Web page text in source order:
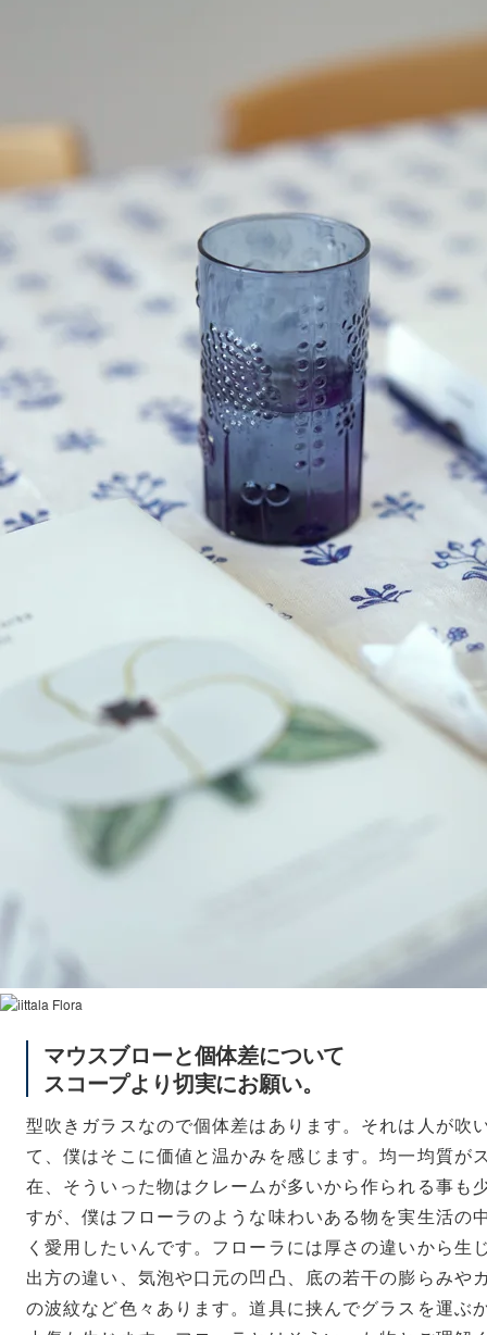
マウスブローと個体差について
スコープより切実にお願い。
型吹きガラスなので個体差はあります。それは人が吹
て、僕はそこに価値と温かみを感じます。均一均質が
在、そういった物はクレームが多いから作られる事も
すが、僕はフローラのような味わいある物を実生活の
く愛用したいんです。フローラには厚さの違いから生
出方の違い、気泡や口元の凹凸、底の若干の膨らみや
の波紋など色々あります。道具に挟んでグラスを運ぶ